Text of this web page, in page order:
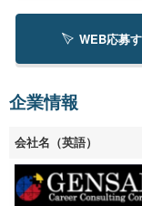
WEB応募
企業情報
会社名（英語）